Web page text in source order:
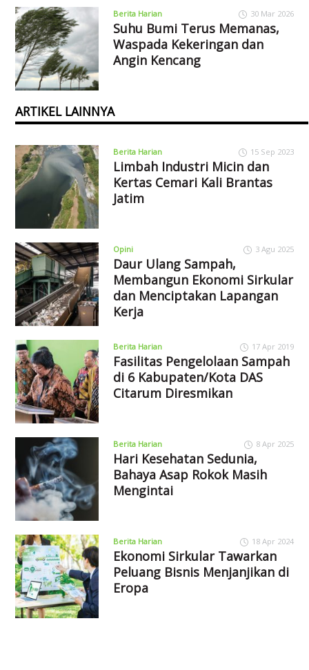
Berita Harian 30 Mar 2026
Suhu Bumi Terus Memanas,
Waspada Kekeringan dan
Angin Kencang
ARTIKEL LAINNYA
Berita Harian 15 Sep 2023
Limbah Industri Micin dan
Kertas Cemari Kali Brantas
Jatim
Opini 3 Agu 2025
Daur Ulang Sampah,
Membangun Ekonomi Sirkular
dan Menciptakan Lapangan
Kerja
Berita Harian 17 Apr 2019
Fasilitas Pengelolaan Sampah
di 6 Kabupaten/Kota DAS
Citarum Diresmikan
Berita Harian 8 Apr 2025
Hari Kesehatan Sedunia,
Bahaya Asap Rokok Masih
Mengintai
Berita Harian 18 Apr 2024
Ekonomi Sirkular Tawarkan
Peluang Bisnis Menjanjikan di
Eropa